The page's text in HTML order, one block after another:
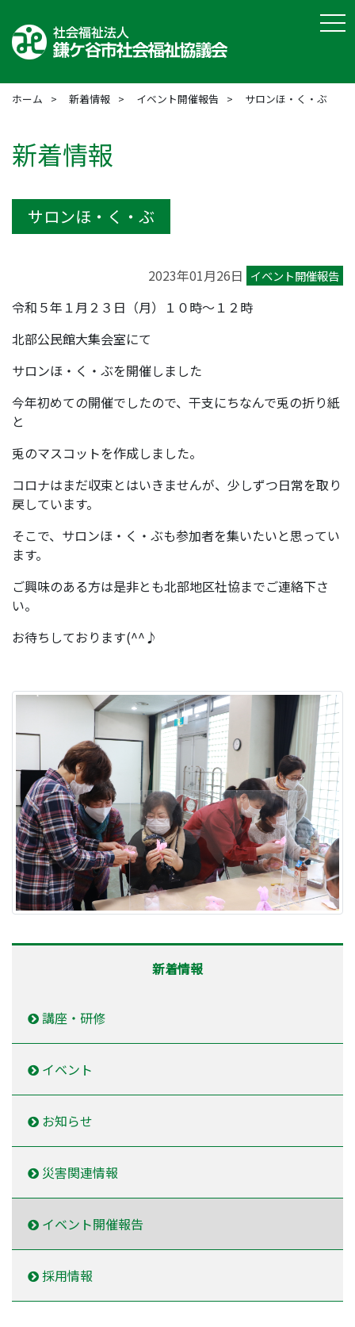
ホーム 新着情報 イベント開催報告 サロンほ・く・ぶ
新着情報
サロンほ・く・ぶ
2023年01月26日 イベント開催報告
令和５年１月２３日（月）１０時～１２時
北部公民館大集会室にて
サロンほ・く・ぶを開催しました
今年初めての開催でしたので、干支にちなんで兎の折り紙
と
兎のマスコットを作成しました。
コロナはまだ収束とはいきませんが、少しずつ日常を取り
戻しています。
そこで、サロンほ・く・ぶも参加者を集いたいと思ってい
ます。
ご興味のある方は是非とも北部地区社協までご連絡下さ
い。
お待ちしております(^^♪
新着情報
講座・研修
イベント
お知らせ
災害関連情報
イベント開催報告
採用情報